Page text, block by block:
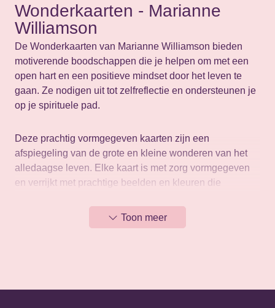
Wonderkaarten - Marianne
Williamson
De Wonderkaarten van Marianne Williamson bieden
motiverende boodschappen die je helpen om met een
open hart en een positieve mindset door het leven te
gaan. Ze nodigen uit tot zelfreflectie en ondersteunen je
op je spirituele pad.
Deze prachtig vormgegeven kaarten zijn een
afspiegeling van de grote en kleine wonderen van het
alledaagse leven. Elke kaart is met zorg vormgegeven
en verrijkt met prachtige beelden en kleuren die
uitstralen. De ontwerpen zijn bedoeld om je te inspireren
en te motiveren in het dagelijks leven.
begeleiding. Ze zijn eenvoudig te gebruiken, ongeacht
Toon meer